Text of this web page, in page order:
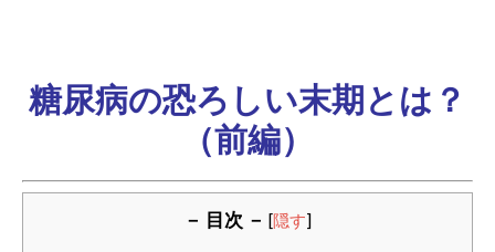
糖尿病の恐ろしい末期とは？
（前編）
－ 目次 － [隠す]